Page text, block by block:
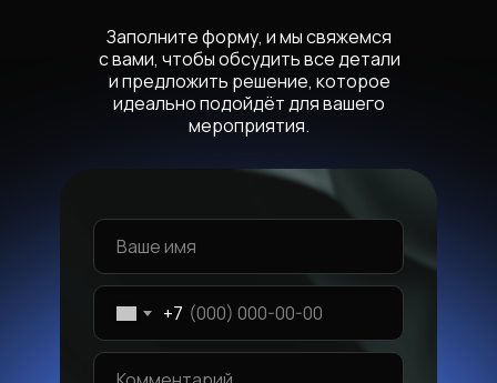
Заполните форму, и мы свяжемся
с вами, чтобы обсудить все детали
и предложить решение, которое
идеально подойдёт для вашего
мероприятия.
+7